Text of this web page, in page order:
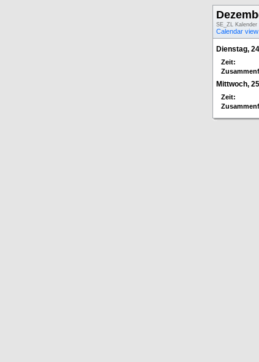
SE_ZL Kalender
Calendar view
Dienstag,
Zeit:
Mittwoch,
Zeit: